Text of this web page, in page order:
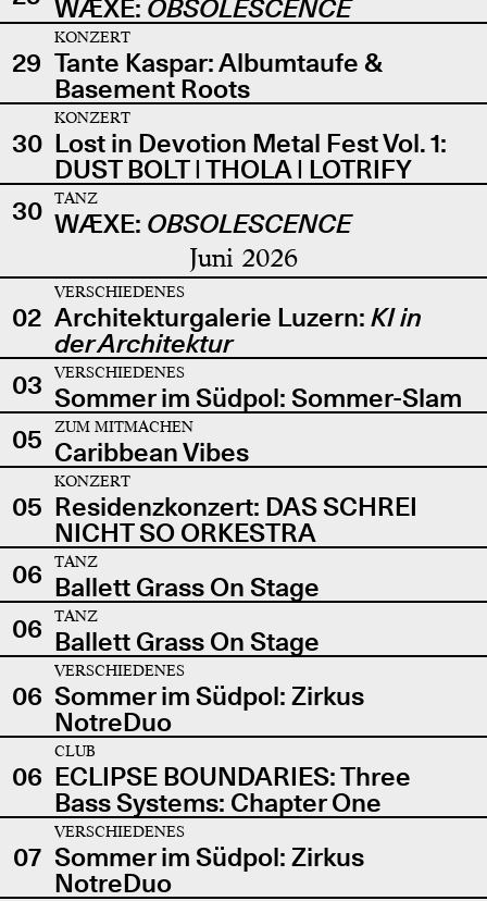
WÆXE: OBSOLESCENCE
29
KONZERT
Tante Kaspar: Albumtaufe &
Basement Roots
30
KONZERT
Lost in Devotion Metal Fest Vol. 1:
DUST BOLT | THOLA | LOTRIFY
30
TANZ
WÆXE: OBSOLESCENCE
Juni 2026
02
VERSCHIEDENES
Architekturgalerie Luzern: KI in
der Architektur
03
VERSCHIEDENES
Sommer im Südpol: Sommer-Slam
05
ZUM MITMACHEN
Caribbean Vibes
05
KONZERT
Residenzkonzert: DAS SCHREI
NICHT SO ORKESTRA
06
TANZ
Ballett Grass On Stage
06
TANZ
Ballett Grass On Stage
06
VERSCHIEDENES
Sommer im Südpol: Zirkus
NotreDuo
06
CLUB
ECLIPSE BOUNDARIES: Three
Bass Systems: Chapter One
07
VERSCHIEDENES
Sommer im Südpol: Zirkus
NotreDuo